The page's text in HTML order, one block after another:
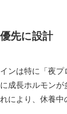
先に設計
ンは特に「夜
成長ホルモン
により、休養